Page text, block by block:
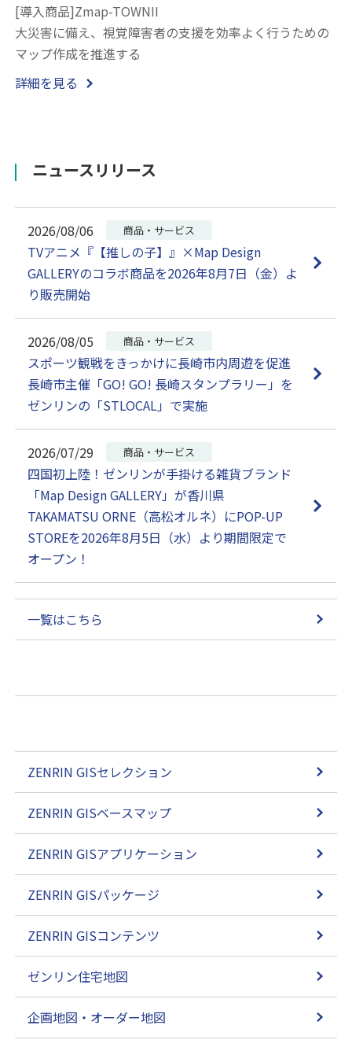
[導入商品]Zmap-TOWNII
大災害に備え、視覚障害者の支援を効率よく行うための
マップ作成を推進する
詳細を見る
ニュースリリース
2026/08/06 商品・サービス
TVアニメ『【推しの子】』×Map Design
GALLERYのコラボ商品を2026年8月7日（金）よ
り販売開始
2026/08/05 商品・サービス
スポーツ観戦をきっかけに長崎市内周遊を促進
長崎市主催「GO! GO! 長崎スタンプラリー」を
ゼンリンの「STLOCAL」で実施
2026/07/29 商品・サービス
四国初上陸！ゼンリンが手掛ける雑貨ブランド
「Map Design GALLERY」が香川県
TAKAMATSU ORNE（高松オルネ）にPOP-UP
STOREを2026年8月5日（水）より期間限定で
オープン！
一覧はこちら
ZENRIN GISセレクション
ZENRIN GISベースマップ
ZENRIN GISアプリケーション
ZENRIN GISパッケージ
ZENRIN GISコンテンツ
ゼンリン住宅地図
企画地図・オーダー地図